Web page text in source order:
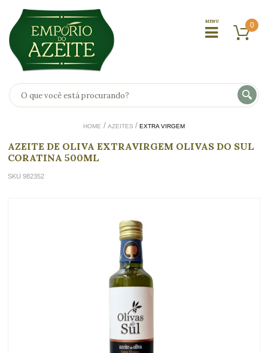
0
HOME AZEITES EXTRA VIRGEM
AZEITE DE OLIVA EXTRAVIRGEM OLIVAS DO SUL
CORATINA 500ML
SKU 982352